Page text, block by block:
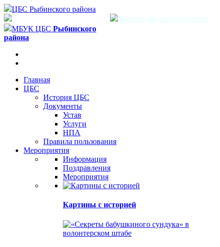
ЦБС Рыбинского района
Версия для слабовидящих
МБУК ЦБС Рыбинского
района
Главная
ЦБС
История ЦБС
Документы
Устав
Услуги
НПА
Правила пользования
Мероприятия
Информация
Поздравления
Мероприятия
Картины с историей